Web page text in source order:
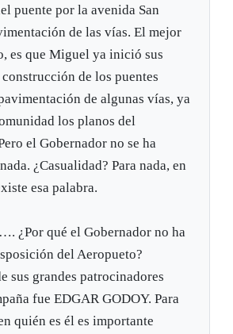
puente por la avenida San
de las vías. El mejor
es que Miguel ya inició sus
de los puentes
de algunas vías, ya
los planos del
el Gobernador no se ha
¿Casualidad? Para nada, en
esa palabra.
¿Por qué el Gobernador no ha
del Aeropueto?
sus grandes patrocinadores
fue EDGAR GODOY. Para
quién es él es importante